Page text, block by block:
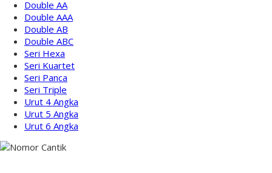
Double AA
Double AAA
Double AB
Double ABC
Seri Hexa
Seri Kuartet
Seri Panca
Seri Triple
Urut 4 Angka
Urut 5 Angka
Urut 6 Angka